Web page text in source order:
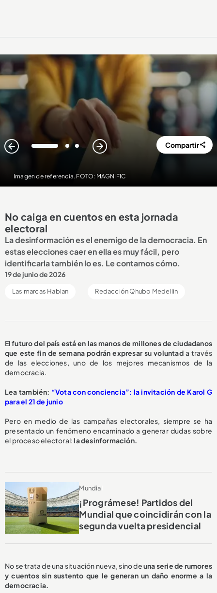
Imagen de referencia. FOTO: MAGNIFIC
1 2 3 Compartir
No caiga en cuentos en esta jornada
electoral
La desinformación es el enemigo de la democracia. En
estas elecciones caer en ella es muy fácil, pero
identificarla también lo es. Le contamos cómo.
19 de junio de 2026
Las marcas Hablan Redacción Qhubo Medellin
Elfuturo del país está en las manos de millones de ciudadanos
que este fin de semana podrán expresar su voluntada través
de las elecciones, uno de los mejores mecanismos de la
democracia.
Lea también: “Vota con conciencia”: la invitación de Karol G
para el 21 de junio
Pero en medio de las campañas electorales, siempre se ha
presentado un fenómeno encaminado a generar dudas sobre
el proceso electoral:la desinformación.
Mundial
¡Prográmese! Partidos del
Mundial que coincidirán con la
segunda vuelta presidencial
No se trata de una situación nueva, sino deuna serie de rumores
y cuentos sin sustento que le generan un daño enorme a la
democracia.